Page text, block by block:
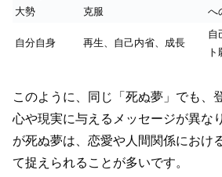
大勢
克服
へ
自分自身 再生、自己内省、成長
自
ト
このように、同じ「死ぬ夢」でも、
心や現実に与えるメッセージが異な
が死ぬ夢は、恋愛や人間関係におけ
て捉えられることが多いです。